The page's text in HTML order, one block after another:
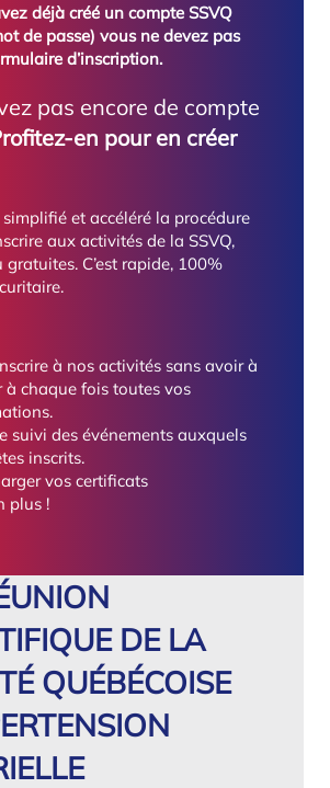
déjà créé un compte SSVQ
de passe) vous ne devez pas
d’inscription.
pas encore de compte
en pour en créer
et accéléré la procédure
aux activités de la SSVQ,
C’est rapide, 100%
à nos activités sans avoir à
à chaque fois toutes vos
suivi des événements auxquels
inscrits.
vos certificats
plus !
DE LA
QUÉBÉCOISE